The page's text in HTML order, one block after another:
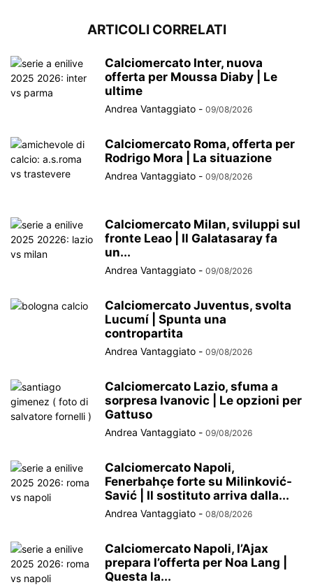
ARTICOLI CORRELATI
Calciomercato Inter, nuova
offerta per Moussa Diaby | Le
ultime
Andrea Vantaggiato - 09/08/2026
Calciomercato Roma, offerta per
Rodrigo Mora | La situazione
Andrea Vantaggiato - 09/08/2026
Calciomercato Milan, sviluppi sul
fronte Leao | Il Galatasaray fa
un...
Andrea Vantaggiato - 09/08/2026
Calciomercato Juventus, svolta
Lucumí | Spunta una
contropartita
Andrea Vantaggiato - 09/08/2026
Calciomercato Lazio, sfuma a
sorpresa Ivanovic | Le opzioni per
Gattuso
Andrea Vantaggiato - 09/08/2026
Calciomercato Napoli,
Fenerbahçe forte su Milinković-
Savić | Il sostituto arriva dalla...
Andrea Vantaggiato - 08/08/2026
Calciomercato Napoli, l’Ajax
prepara l’offerta per Noa Lang |
Questa la...